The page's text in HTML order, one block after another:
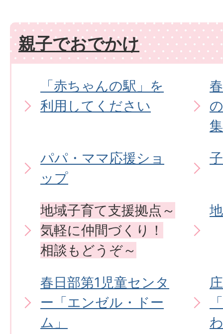
親子でおでかけ
「赤ちゃんの駅」を
利用してください
集
パパ・ママ応援ショ
ップ
地域子育て支援拠点～
気軽に仲間づくり！
相談もどうぞ～
春日部第1児童センタ
ー「エンゼル・ドー
ム」